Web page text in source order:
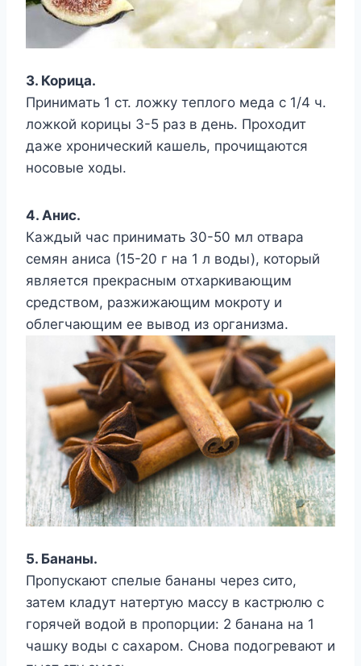
3. Корица.
Принимать 1 ст. ложку теплого меда с 1/4 ч.
ложкой корицы 3-5 раз в день. Проходит
даже хронический кашель, прочищаются
носовые ходы.
4. Анис.
Каждый час принимать 30-50 мл отвара
семян аниса (15-20 г на 1 л воды), который
является прекрасным отхаркивающим
средством, разжижающим мокроту и
облегчающим ее вывод из организма.
5. Бананы.
Пропускают спелые бананы через сито,
затем кладут натертую массу в кастрюлю с
горячей водой в пропорции: 2 банана на 1
чашку воды с сахаром. Снова подогревают и